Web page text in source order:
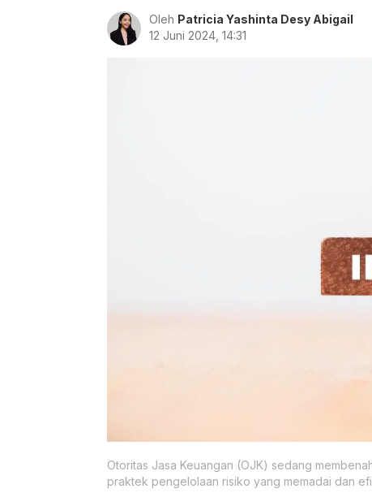
Oleh Patricia Yashinta Desy Abigail
12 Juni 2024, 14:31
Otoritas Jasa Keuangan (OJK) sedang
praktek pengelolaan risiko yang memadai dan